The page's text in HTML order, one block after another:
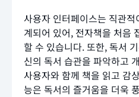
사용자 인터페이스는 직관
계되어 있어, 전자책을 처음
할 수 있습니다. 또한, 독서
신의 독서 습관을 파악하고
사용자와 함께 책을 읽고 감
능은 독서의 즐거움을 더욱